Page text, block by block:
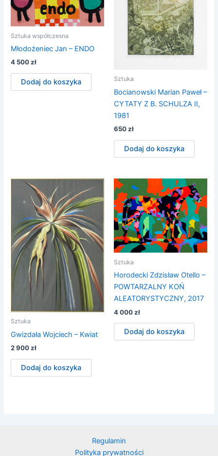
Sztuka współczesna
Młodożeniec Jan – ENDO
4 500zł
Dodaj do koszyka Sztuka
Bocianowski Marian Paweł –
CYTATY Z B. SCHULZA II,
1981
650zł
Dodaj do koszyka
Sztuka
Gwizdała Wojciech – Kwiat
2 900zł
Dodaj do koszyka
Sztuka
Horodecki Zdzisław Otello –
POWTARZALNY KOŃ
ALEATORYSTYCZNY, 2017
4 000zł
Dodaj do koszyka
Regulamin
Polityka prywatności